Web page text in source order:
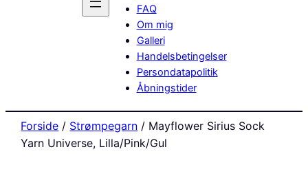
FAQ
Om mig
Galleri
Handelsbetingelser
Persondatapolitik
Åbningstider
Forside / Strømpegarn / Mayflower Sirius Sock
Yarn Universe, Lilla/Pink/Gul